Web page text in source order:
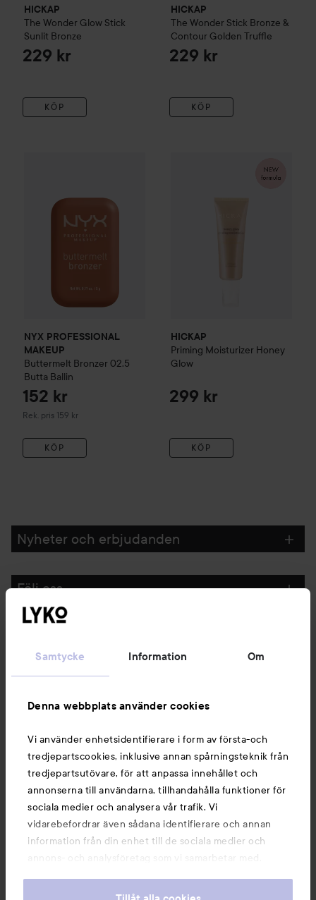
Samtycke Information Om
Denna webbplats använder cookies
Vi använder enhetsidentifierare i form av första-och
tredjepartscookies, inklusive annan spårningsteknik från
tredjepartsutövare, för att anpassa innehållet och
annonserna till användarna, tillhandahålla funktioner för
sociala medier och analysera vår trafik. Vi
vidarebefordrar även sådana identifierare och annan
information från din enhet till de sociala medier och
annons- och analysföretag som vi samarbetar med.
information som du har tillhandahållit eller som de har
HICKAP
The Wonder Glow Stick
Sunlit Bronze
229 kr
KÖP
HICKAP
The Wonder Stick Bronze &
Contour Golden Truffle
229 kr
KÖP
NYX PROFESSIONAL
MAKEUP
Buttermelt Bronzer 02.5
Butta Ballin
152 kr
Rek. pris 159 kr
Rekommenderat pris 159 kr
KÖP
HICKAP
Priming Moisturizer Honey
Glow
299 kr
KÖP
Nyheter och erbjudanden
Följ oss
Du kanske också gillar